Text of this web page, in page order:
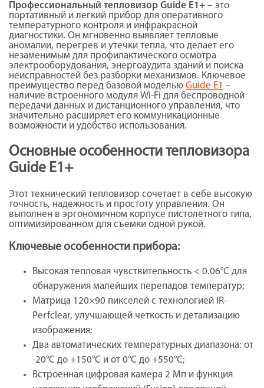
Профессиональный тепловизор Guide E1+ – это
портативный и легкий прибор для оперативного
температурного контроля и инфракрасной
диагностики. Он мгновенно выявляет тепловые
аномалии, перегрев и утечки тепла, что делает его
незаменимым для профилактического осмотра
электрооборудования, энергоаудита зданий и поиска
неисправностей без разборки механизмов. Ключевое
преимущество перед базовой моделью Guide E1 –
наличие встроенного модуля Wi-Fi для беспроводной
передачи данных и дистанционного управления, что
значительно расширяет его коммуникационные
возможности и удобство использования.
Основные особенности тепловизора
Guide E1+
Этот технический тепловизор сочетает в себе высокую
точность, надежность и простоту управления. Он
выполнен в эргономичном корпусе пистолетного типа,
оптимизированном для съемки одной рукой.
Ключевые особенности прибора:
Высокая тепловая чувствительность < 0.06°C для
обнаружения малейших перепадов температур;
Матрица 120×90 пикселей с технологией IR-
Perfclear, улучшающей четкость и детализацию
изображения;
Два автоматических температурных диапазона: от
-20°C до +150°C и от 0°C до +550°C;
Встроенная цифровая камера 2 Мп и функция